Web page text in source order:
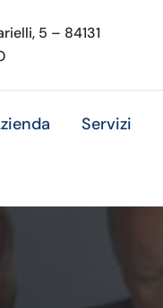
5 – 84131
Servizi